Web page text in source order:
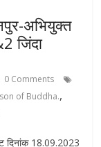
अभियुक्त
जिंदा
0 Comments
of Buddha.,
18.09.2023